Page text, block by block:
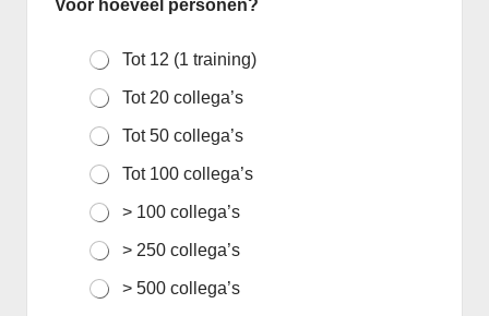
Voor hoeveel personen?
Tot 12 (1 training)
Tot 20 collega’s
Tot 50 collega’s
Tot 100 collega’s
> 100 collega’s
> 250 collega’s
> 500 collega’s